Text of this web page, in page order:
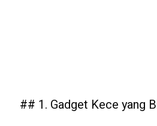
## 1. Gadget Kece yang